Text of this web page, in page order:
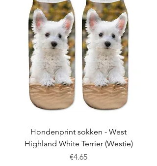
Hondenprint sokken - West
Highland White Terrier (Westie)
Price
€4.65